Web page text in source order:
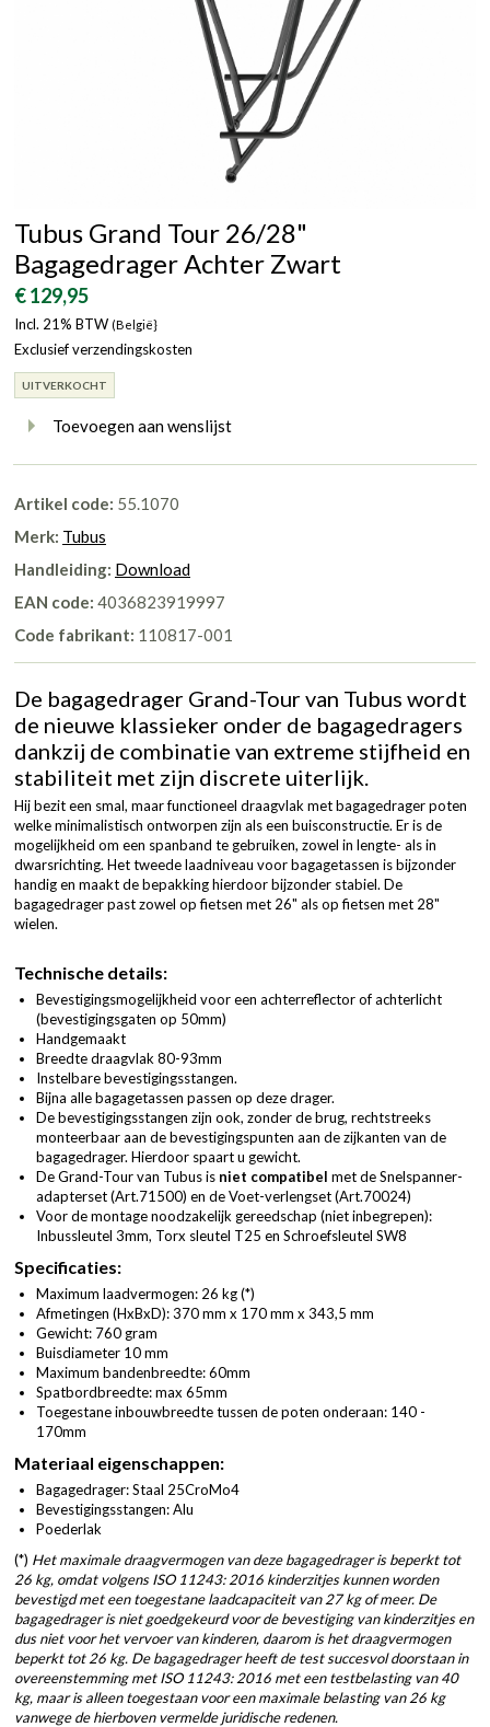
Tubus Grand Tour 26/28"
Bagagedrager Achter Zwart
€ 129,95
Incl. 21% BTW (België}
Exclusief verzendingskosten
UITVERKOCHT
Toevoegen aan wenslijst
Artikel code: 55.1070
Merk: Tubus
Handleiding: Download
EAN code: 4036823919997
Code fabrikant: 110817-001
De bagagedrager Grand-Tour van Tubus wordt
de nieuwe klassieker onder de bagagedragers
dankzij de combinatie van extreme stijfheid en
stabiliteit met zijn discrete uiterlijk.
Hij bezit een smal, maar functioneel draagvlak met bagagedrager poten
welke minimalistisch ontworpen zijn als een buisconstructie. Er is de
mogelijkheid om een spanband te gebruiken, zowel in lengte- als in
dwarsrichting. Het tweede laadniveau voor bagagetassen is bijzonder
handig en maakt de bepakking hierdoor bijzonder stabiel. De
bagagedrager past zowel op fietsen met 26" als op fietsen met 28"
wielen.
Technische details:
Bevestigingsmogelijkheid voor een achterreflector of achterlicht
(bevestigingsgaten op 50mm)
Handgemaakt
Breedte draagvlak 80-93mm
Instelbare bevestigingsstangen.
Bijna alle bagagetassen passen op deze drager.
De bevestigingsstangen zijn ook, zonder de brug, rechtstreeks
monteerbaar aan de bevestigingspunten aan de zijkanten van de
bagagedrager. Hierdoor spaart u gewicht.
De Grand-Tour van Tubus is niet compatibel met de Snelspanner-
adapterset (Art.71500) en de Voet-verlengset (Art.70024)
Voor de montage noodzakelijk gereedschap (niet inbegrepen):
Inbussleutel 3mm, Torx sleutel T25 en Schroefsleutel SW8
Specificaties:
Maximum laadvermogen: 26 kg (*)
Afmetingen (HxBxD): 370 mm x 170 mm x 343,5 mm
Gewicht: 760 gram
Buisdiameter 10 mm
Maximum bandenbreedte: 60mm
Spatbordbreedte: max 65mm
Toegestane inbouwbreedte tussen de poten onderaan: 140 -
170mm
Materiaal eigenschappen:
Bagagedrager: Staal 25CroMo4
Bevestigingsstangen: Alu
Poederlak
(*) Het maximale draagvermogen van deze bagagedrager is beperkt tot
26 kg, omdat volgens ISO 11243: 2016 kinderzitjes kunnen worden
bevestigd met een toegestane laadcapaciteit van 27 kg of meer. De
bagagedrager is niet goedgekeurd voor de bevestiging van kinderzitjes en
dus niet voor het vervoer van kinderen, daarom is het draagvermogen
beperkt tot 26 kg. De bagagedrager heeft de test succesvol doorstaan ​​in
overeenstemming met ISO 11243: 2016 met een testbelasting van 40
kg, maar is alleen toegestaan ​​voor een maximale belasting van 26 kg
vanwege de hierboven vermelde juridische redenen.